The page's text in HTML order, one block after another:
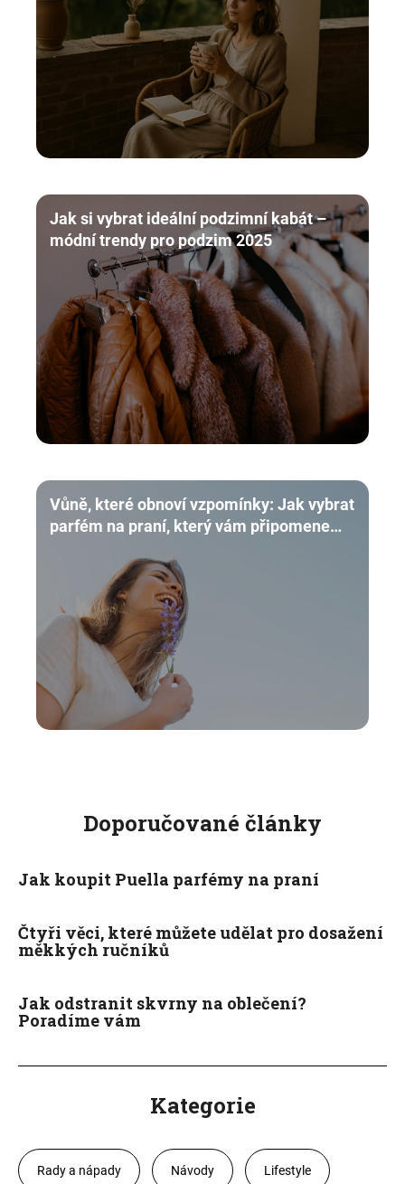
Jak si vybrat ideální podzimní kabát –
módní trendy pro podzim 2025
Vůně, které obnoví vzpomínky: Jak vybrat
parfém na praní, který vám připomene
Doporučované články
Jak koupit Puella parfémy na praní
Čtyři věci, které můžete udělat pro dosažení
měkkých ručníků
Jak odstranit skvrny na oblečení?
Poradíme vám
Kategorie
Rady a nápady Návody Lifestyle